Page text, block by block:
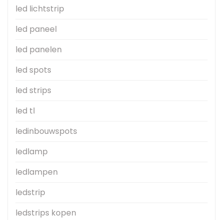
led lichtstrip
led paneel
led panelen
led spots
led strips
led tl
ledinbouwspots
ledlamp
ledlampen
ledstrip
ledstrips kopen